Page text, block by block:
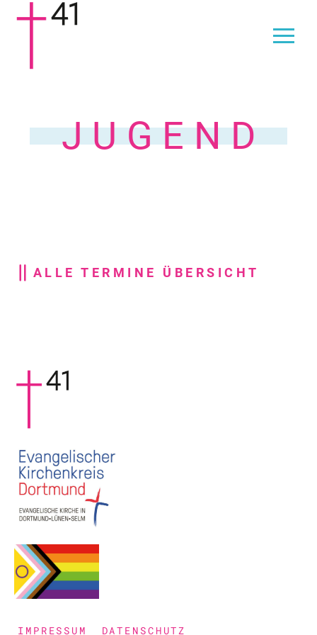
JUGEND
ALLE TERMINE ÜBERSICHT
IMPRESSUM DATENSCHUTZ